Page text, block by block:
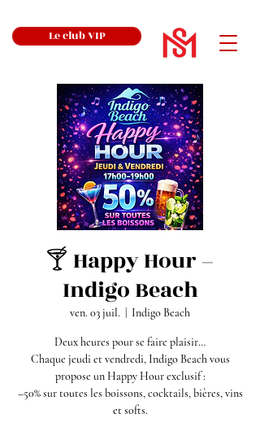
Le club VIP
🍸 Happy Hour –
Indigo Beach
ven. 03 juil. Indigo Beach
Deux heures pour se faire plaisir…
Chaque jeudi et vendredi, Indigo Beach vous
propose un Happy Hour exclusif :
–50% sur toutes les boissons, cocktails, bières, vins
et softs.